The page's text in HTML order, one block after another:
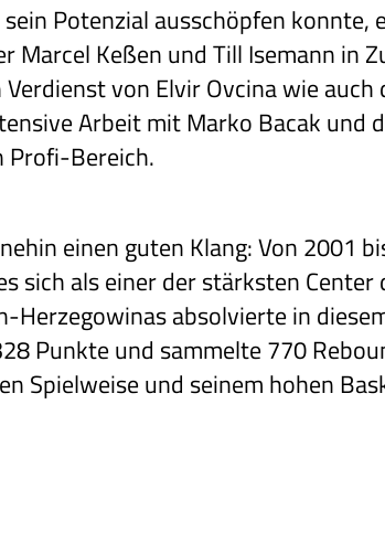
Potenzial ausschöpfen konnte,
Marcel Keßen und Till Isemann in
von Elvir Ovcina wie auch
Arbeit mit Marko Bacak und
Profi-Bereich.
einen guten Klang: Von 2001
sich als einer der stärksten Center
Herzegowinas absolvierte in
Punkte und sammelte 770
Spielweise und seinem hohen